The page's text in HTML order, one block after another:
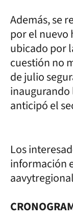
Además, se
por el nuevo
ubicado por
cuestión no
de julio
inaugurando
anticipó el
Los
información